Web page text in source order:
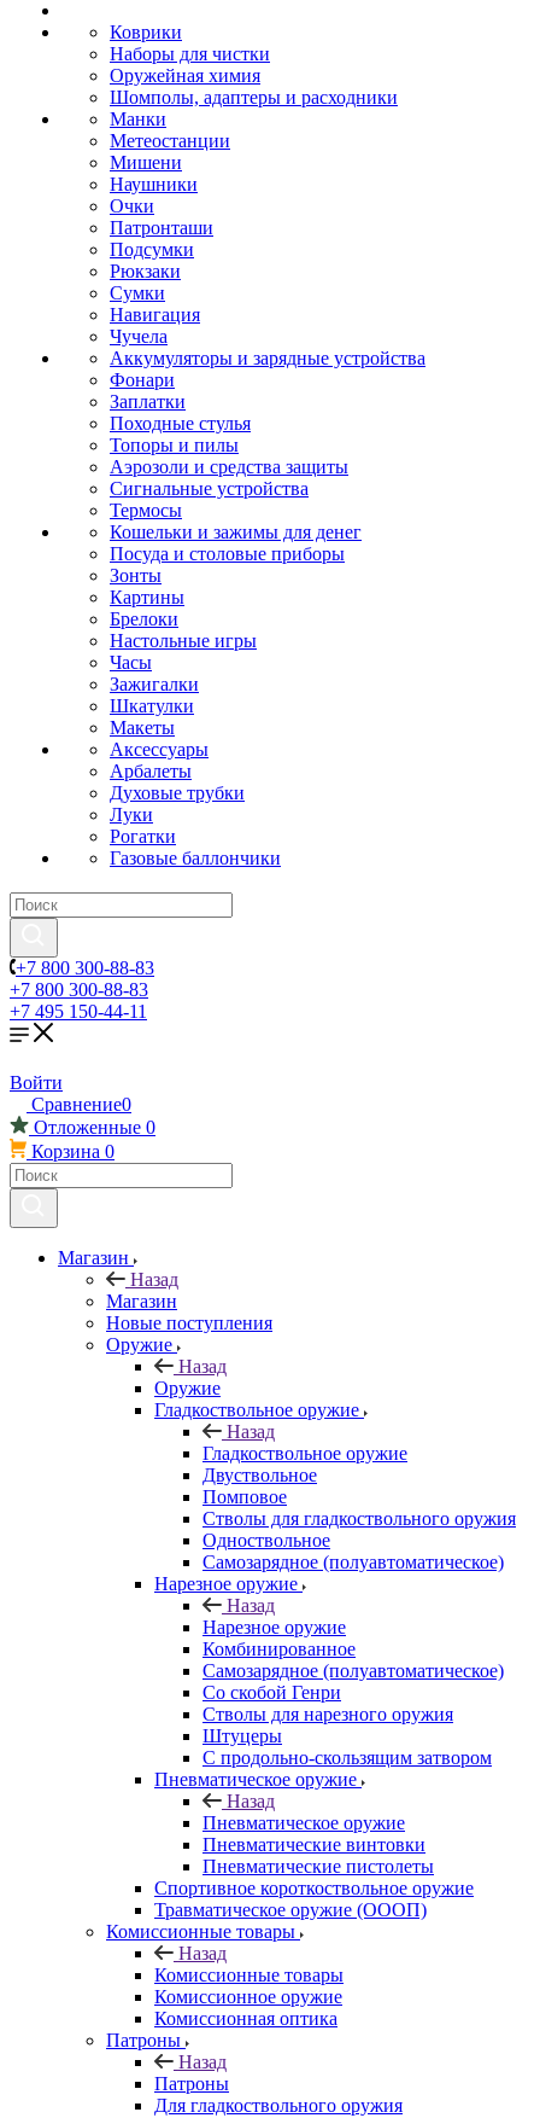
Коврики
Наборы для чистки
Оружейная химия
Шомполы, адаптеры и расходники
Манки
Метеостанции
Мишени
Наушники
Очки
Патронташи
Подсумки
Рюкзаки
Сумки
Навигация
Чучела
Аккумуляторы и зарядные устройства
Фонари
Заплатки
Походные стулья
Топоры и пилы
Аэрозоли и средства защиты
Сигнальные устройства
Термосы
Кошельки и зажимы для денег
Посуда и столовые приборы
Зонты
Картины
Брелоки
Настольные игры
Часы
Зажигалки
Шкатулки
Макеты
Аксессуары
Арбалеты
Духовые трубки
Луки
Рогатки
Газовые баллончики
+7 800 300-88-83
+7 800 300-88-83
+7 495 150-44-11
Войти
Сравнение0
Отложенные 0
Корзина 0
Магазин
Назад
Магазин
Новые поступления
Оружие
Назад
Оружие
Гладкоствольное оружие
Назад
Гладкоствольное оружие
Двуствольное
Помповое
Стволы для гладкоствольного оружия
Одноствольное
Самозарядное (полуавтоматическое)
Нарезное оружие
Назад
Нарезное оружие
Комбинированное
Самозарядное (полуавтоматическое)
Со скобой Генри
Стволы для нарезного оружия
Штуцеры
С продольно-скользящим затвором
Пневматическое оружие
Назад
Пневматическое оружие
Пневматические винтовки
Пневматические пистолеты
Спортивное короткоствольное оружие
Травматическое оружие (ОООП)
Комиссионные товары
Назад
Комиссионные товары
Комиссионное оружие
Комиссионная оптика
Патроны
Назад
Патроны
Для гладкоствольного оружия